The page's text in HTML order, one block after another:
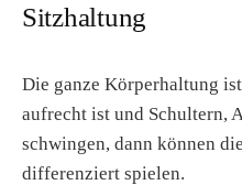
Sitzhaltung
Die ganze Körperhaltung
aufrecht ist und Schultern,
schwingen, dann können
differenziert spielen.